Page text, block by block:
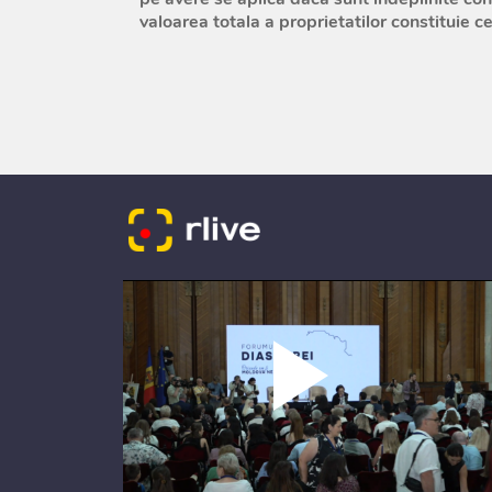
valoarea totala a proprietatilor constituie